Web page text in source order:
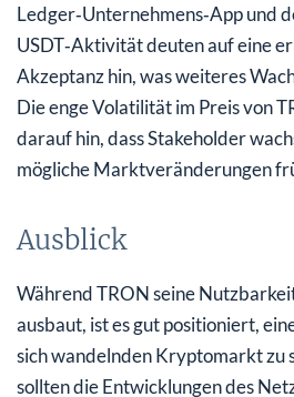
Ledger‑Unternehmens‑App und
USDT‑Aktivität deuten auf eine
Akzeptanz hin, was weiteres
Die enge Volatilität im Preis von
darauf hin, dass Stakeholder
mögliche Marktveränderungen
Ausblick
Während TRON seine
ausbaut, ist es gut positioniert,
sich wandelnden Kryptomarkt zu
sollten die Entwicklungen des